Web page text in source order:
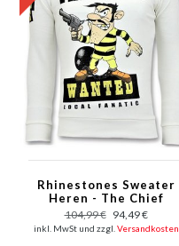
Rhinestones Sweater
Heren - The Chief
Wanted Trui - Wit
104,99 € 94,49 €
inkl. MwSt und zzgl. Versandkosten